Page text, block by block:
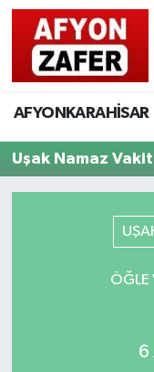
AFYONKARAHİSAR
Uşak Namaz
ÖĞLE
6